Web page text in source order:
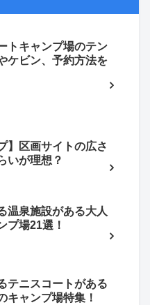
トキャンプ場のテン
ケビン、予約方法を
】区画サイトの広さ
いが理想？
温泉施設がある大人
プ場21選！
テニスコートがある
キャンプ場特集！